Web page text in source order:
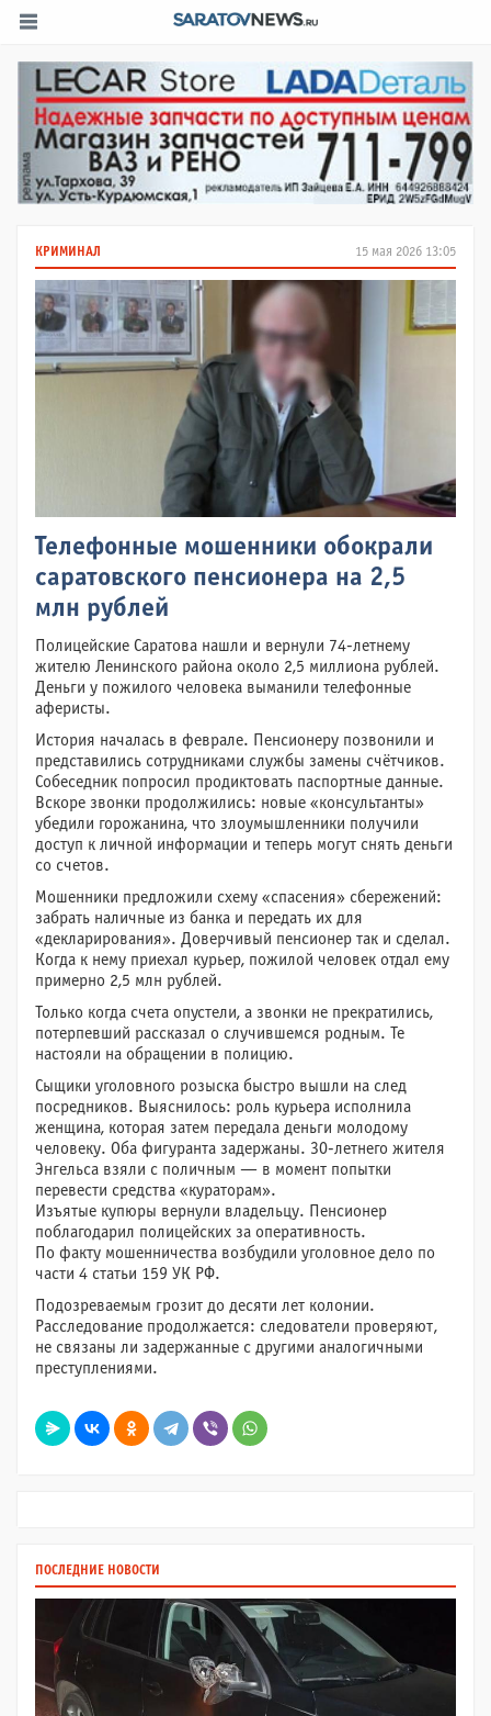
15 мая 2026 13:05
КРИМИНАЛ
Телефонные мошенники обокрали
саратовского пенсионера на 2,5
млн рублей
Полицейские Саратова нашли и вернули 74-летнему
жителю Ленинского района около 2,5 миллиона рублей.
Деньги у пожилого человека выманили телефонные
аферисты.
История началась в феврале. Пенсионеру позвонили и
представились сотрудниками службы замены счётчиков.
Собеседник попросил продиктовать паспортные данные.
Вскоре звонки продолжились: новые «консультанты»
убедили горожанина, что злоумышленники получили
доступ к личной информации и теперь могут снять деньги
со счетов.
Мошенники предложили схему «спасения» сбережений:
забрать наличные из банка и передать их для
«декларирования». Доверчивый пенсионер так и сделал.
Когда к нему приехал курьер, пожилой человек отдал ему
примерно 2,5 млн рублей.
Только когда счета опустели, а звонки не прекратились,
потерпевший рассказал о случившемся родным. Те
настояли на обращении в полицию.
Сыщики уголовного розыска быстро вышли на след
посредников. Выяснилось: роль курьера исполнила
женщина, которая затем передала деньги молодому
человеку. Оба фигуранта задержаны. 30-летнего жителя
Энгельса взяли с поличным — в момент попытки
перевести средства «кураторам».
Изъятые купюры вернули владельцу. Пенсионер
поблагодарил полицейских за оперативность.
По факту мошенничества возбудили уголовное дело по
части 4 статьи 159 УК РФ.
Подозреваемым грозит до десяти лет колонии.
Расследование продолжается: следователи проверяют,
не связаны ли задержанные с другими аналогичными
преступлениями.
ПОСЛЕДНИЕ НОВОСТИ